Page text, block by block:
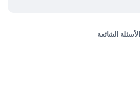
الأسئلة الشائعة